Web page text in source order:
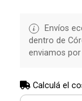
Envíos
dentro de
enviamos
Calculá el